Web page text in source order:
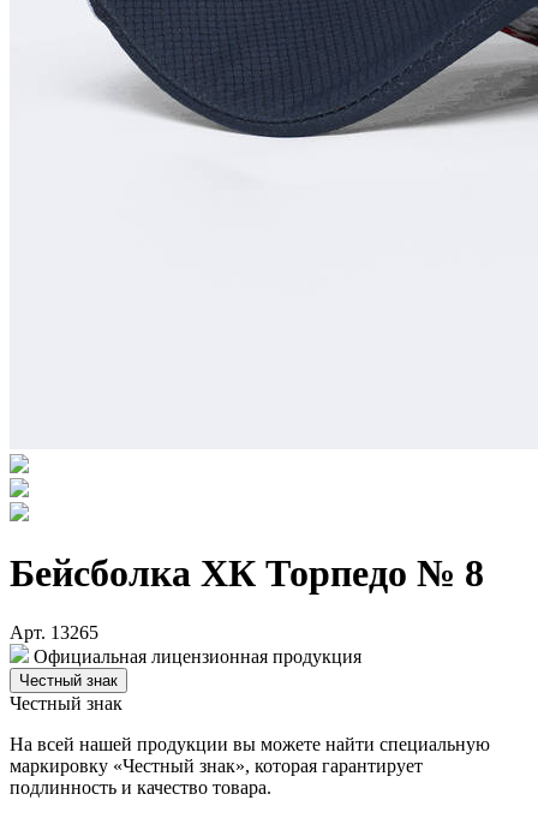
Бейсболка ХК Торпедо № 8
Арт. 13265
Официальная лицензионная продукция
Честный знак
Честный знак
На всей нашей продукции вы можете найти специальную
маркировку «Честный знак», которая гарантирует
подлинность и качество товара.